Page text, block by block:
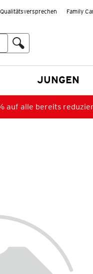
Qualitätsversprechen Family
JUNGEN
auf alle bereits